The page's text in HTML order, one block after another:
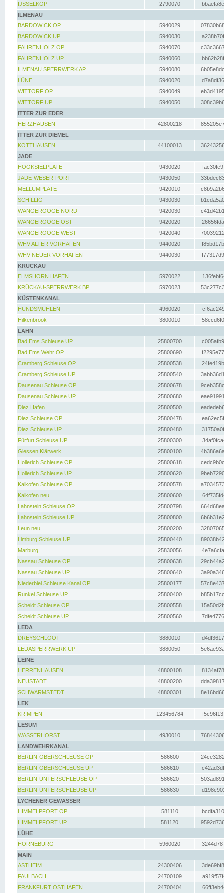
IJSSELKOP
2790070
ILMENAU
BARDOWICK OP
5940029
BARDOWICK UP
5940030
FAHRENHOLZ OP
5940070
FAHRENHOLZ UP
5940060
ILMENAU SPERRWERK AP
5940080
LÜNE
5940020
WITTORF OP
5940049
WITTORF UP
5940050
ITTER ZUR EDER
HERZHAUSEN
42800218
ITTER ZUR DIEMEL
KOTTHAUSEN
44100013
JADE
HOOKSIELPLATE
9430020
JADE-WESER-PORT
9430050
MELLUMPLATE
9420010
SCHILLIG
9430030
WANGEROOGE NORD
9420030
WANGEROOGE OST
9420020
WANGEROOGE WEST
9420040
WHV ALTER VORHAFEN
9440020
WHV NEUER VORHAFEN
9440030
KRÜCKAU
ELMSHORN HAFEN
5970022
KRÜCKAU-SPERRWERK BP
5970023
KÜSTENKANAL
HUNDSMÜHLEN
4960020
Hilkenbrook
3800010
LAHN
Bad Ems Schleuse UP
25800700
Bad Ems Wehr OP
25800690
Cramberg Schleuse OP
25800538
Cramberg Schleuse UP
25800540
Dausenau Schleuse OP
25800678
Dausenau Schleuse UP
25800680
Diez Hafen
25800500
Diez Schleuse OP
25800478
Diez Schleuse UP
25800480
Fürfurt Schleuse UP
25800300
Giessen Klärwerk
25800100
Hollerich Schleuse OP
25800618
Hollerich Schleuse UP
25800620
Kalkofen Schleuse OP
25800578
Kalkofen neu
25800600
Lahnstein Schleuse OP
25800798
Lahnstein Schleuse UP
25800800
Leun neu
25800200
Limburg Schleuse UP
25800440
Marburg
25830056
Nassau Schleuse OP
25800638
Nassau Schleuse UP
25800640
Niederbiel Schleuse Kanal OP
25800177
Runkel Schleuse UP
25800400
Scheidt Schleuse OP
25800558
Scheidt Schleuse UP
25800560
LEDA
DREYSCHLOOT
3880010
LEDASPERRWERK UP
3880050
LEINE
HERRENHAUSEN
48800108
NEUSTADT
48800200
SCHWARMSTEDT
48800301
LEK
KRIMPEN
123456784
LESUM
WASSERHORST
4930010
LANDWEHRKANAL
BERLIN-OBERSCHLEUSE OP
586600
BERLIN-OBERSCHLEUSE UP
586610
BERLIN-UNTERSCHLEUSE OP
586620
BERLIN-UNTERSCHLEUSE UP
586630
LYCHENER GEWÄSSER
HIMMELPFORT OP
581110
HIMMELPFORT UP
581120
LÜHE
HORNEBURG
5960020
MAIN
ASTHEIM
24300406
FAULBACH
24700109
FRANKFURT OSTHAFEN
24700404